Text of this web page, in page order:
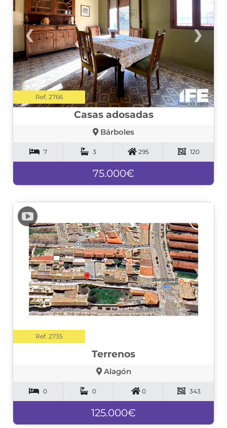
❮ ❯
Ref. 2766
Casas adosadas
Bárboles
7 3 295 120
75.000€
❮ ❯
Ref. 2735
Terrenos
Alagón
0 0 0 343
125.000€